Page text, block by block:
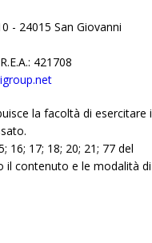
- 24015 San Giovanni
421708
la facoltà di esercitare i
16; 17; 18; 20; 21; 77 del
il contenuto e le modalità di